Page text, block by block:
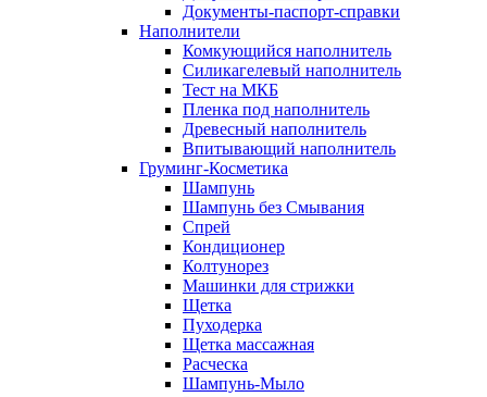
Документы-паспорт-справки
Наполнители
Комкующийся наполнитель
Силикагелевый наполнитель
Тест на МКБ
Пленка под наполнитель
Древесный наполнитель
Впитывающий наполнитель
Груминг-Косметика
Шампунь
Шампунь без Смывания
Спрей
Кондиционер
Колтунорез
Машинки для стрижки
Щетка
Пуходерка
Щетка массажная
Расческа
Шампунь-Мыло